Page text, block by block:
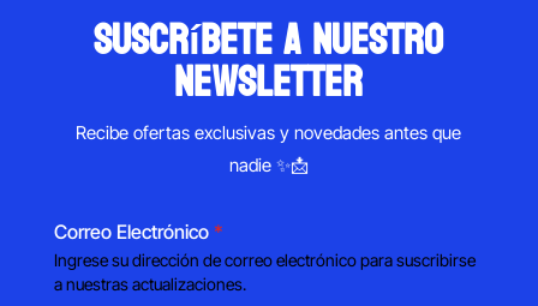
suscríbete a nuestro
newsletter
Recibe ofertas exclusivas y novedades antes que
nadie ✨📩
Correo Electrónico *
Ingrese su dirección de correo electrónico para suscribirse
a nuestras actualizaciones.